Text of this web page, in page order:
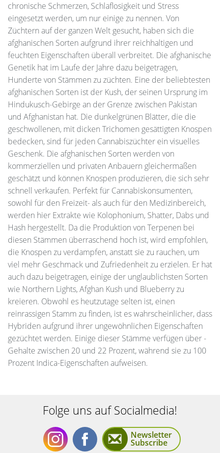
chronische Schmerzen, Schlaflosigkeit und Stress
eingesetzt werden, um nur einige zu nennen. Von
Züchtern auf der ganzen Welt gesucht, haben sich die
afghanischen Sorten aufgrund ihrer reichhaltigen und
feuchten Eigenschaften überall verbreitet. Die afghanische
Genetik hat im Laufe der Jahre dazu beigetragen,
Hunderte von Stämmen zu züchten. Eine der beliebtesten
afghanischen Sorten ist der Kush, der seinen Ursprung im
Hindukusch-Gebirge an der Grenze zwischen Pakistan
und Afghanistan hat. Die dunkelgrünen Blätter, die die
geschwollenen, mit dicken Trichomen gesättigten Knospen
bedecken, sind für jeden Cannabiszüchter ein visuelles
Geschenk. Die afghanischen Sorten werden von
kommerziellen und privaten Anbauern gleichermaßen
geschätzt und können Knospen produzieren, die sich sehr
schnell verkaufen. Perfekt für Cannabiskonsumenten,
sowohl für den Freizeit- als auch für den Medizinbereich,
werden hier Extrakte wie Kolophonium, Shatter, Dabs und
Hash hergestellt. Da die Produktion von Terpenen bei
diesen Stämmen überraschend hoch ist, wird empfohlen,
die Knospen zu verdampfen, anstatt sie zu rauchen, um
viel mehr Geschmack und Zufriedenheit zu erzielen. Er hat
auch dazu beigetragen, einige der unglaublichsten Sorten
wie Northern Lights, Afghan Kush und Blueberry zu
kreieren. Obwohl es heutzutage selten ist, einen
reinrassigen Stamm zu finden, ist es wahrscheinlicher, dass
Hybriden aufgrund ihrer ungewöhnlichen Eigenschaften
gezüchtet werden. Einige dieser Stämme verfügen über -
Gehalte zwischen 20 und 22 Prozent, während sie zu 100
Prozent Indica-Eigenschaften aufweisen.
Folge uns auf Socialmedia!
Newsletter
Subscribe